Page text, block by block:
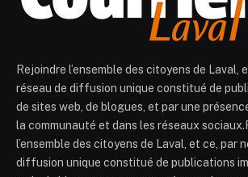
Rejoindre l’ensemble des citoyens de Laval,
réseau de diffusion unique constitué de
de sites web, de blogues, et par une
la communauté et dans les réseaux
l’ensemble des citoyens de Laval, et ce, par
diffusion unique constitué de publications